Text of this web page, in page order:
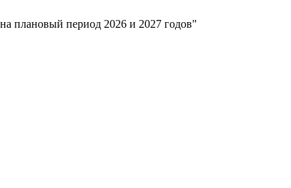
плановый период 2026 и 2027 годов"